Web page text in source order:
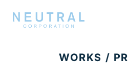
WORKS /